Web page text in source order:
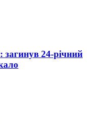
загинув 24-річний